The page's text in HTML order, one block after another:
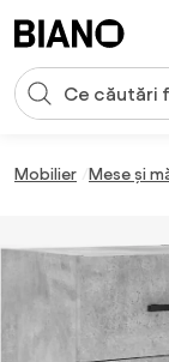
Introducerea
Mobilier Mese și